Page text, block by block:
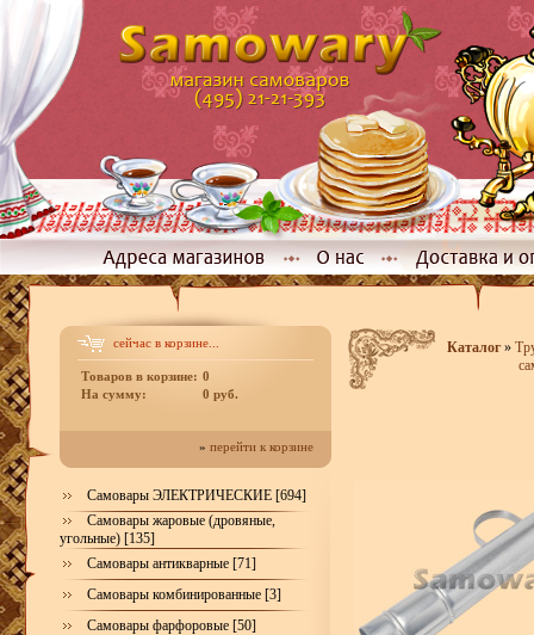
сейчас в корзине...
Товаров в корзине: 0
На сумму:
0 руб.
» перейти к корзине
Самовары ЭЛЕКТРИЧЕСКИЕ [694]
Самовары жаровые (дровяные,
угольные) [135]
Самовары антикварные [71]
Самовары комбинированные [3]
Самовары фарфоровые [50]
Каталог»